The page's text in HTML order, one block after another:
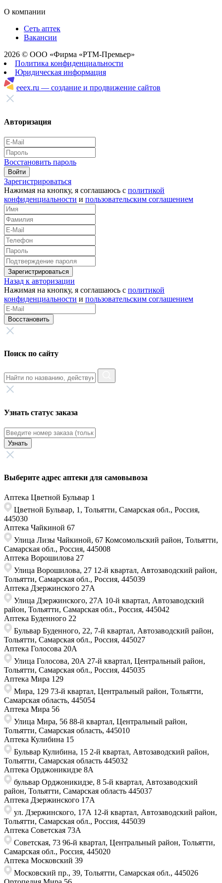
О компании
Сеть аптек
Вакансии
2026 © ООО «Фирма «РТМ-Премьер»
Политика конфиденциальности
Юридическая информация
eeex.ru — создание и продвижение сайтов
Авторизация
Восстановить пароль
Войти
Зарегистрироваться
Нажимая на кнопку, я соглашаюсь с политикой
конфиденциальности и пользовательским соглашением
Зарегистрироваться
Назад к авторизации
Нажимая на кнопку, я соглашаюсь с политикой
конфиденциальности и пользовательским соглашением
Восстановить
Поиск по сайту
Узнать статус заказа
Узнать
Выберите адрес аптеки для самовывоза
Аптека Цветной Бульвар 1
Цветной Бульвар, 1, Тольятти, Самарская обл., Россия,
445030
Аптека Чайкиной 67
Улица Лизы Чайкиной, 67​ Комсомольский район, Тольятти,
Самарская обл., Россия, 445008
Аптека Ворошилова 27
Улица Ворошилова, 27 ​12-й квартал, Автозаводский район,
Тольятти, Самарская обл., Россия,​ 445039
Аптека Дзержинского 27А
Улица Дзержинского, 27А 10-й квартал, Автозаводский
район, Тольятти, Самарская обл., Россия, 445042
Аптека Буденного 22
Бульвар Буденного, 22, ​7-й квартал, Автозаводский район,
Тольятти, Самарская обл., Россия, ​445027
Аптека Голосова 20А
Улица ​Голосова, 20А 27-й квартал, Центральный район,
Тольятти, Самарская обл., ​Россия, 445035
Аптека Мира 129
Мира, 129 73-й квартал, Центральный район, Тольятти,
Самарская область, 445054
Аптека Мира 56
Улица Мира, 56 88-й квартал, Центральный район,
Тольятти, Самарская область, 445010
Аптека Кулибина 15
Бульвар Кулибина, 15 2-й квартал, Автозаводский район,
Тольятти, Самарская область ​445032
Аптека Орджоникидзе 8А
бульвар Орджоникидзе, 8 ​5-й квартал, Автозаводский
район, Тольятти, Самарская область ​445037
Аптека Дзержинского 17А
ул. Дзержинского, 17А 12-й квартал, Автозаводский район,
Тольятти, Самарская обл., Россия, 445039
Аптека Советская 73A
Советская, 73 ​96-й квартал, Центральный район, Тольятти,
Самарская обл., Россия, ​445020
Аптека Московский 39
Московский пр., 39, Тольятти, Самарская обл., 445026